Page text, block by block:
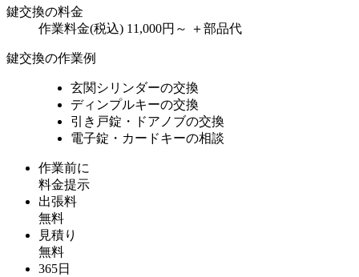
鍵交換の料金
作業料金(税込) 11,000円～ ＋部品代
鍵交換の作業例
玄関シリンダーの交換
ディンプルキーの交換
引き戸錠・ドアノブの交換
電子錠・カードキーの相談
作業前に
料金提示
出張料
無料
見積り
無料
365日